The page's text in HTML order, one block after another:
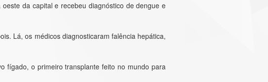
da capital e recebeu diagnóstico de dengue e
Lá, os médicos diagnosticaram falência hepática,
fígado, o primeiro transplante feito no mundo para